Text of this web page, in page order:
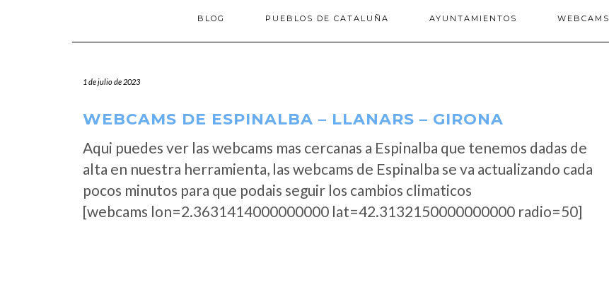
BLOG PUEBLOS DE CATALUÑA AYUNTAMIENTOS WEBCAMS
1 de julio de 2023
WEBCAMS DE ESPINALBA – LLANARS – GIRONA
Aqui puedes ver las webcams mas cercanas a Espinalba que tenemos dadas de
alta en nuestra herramienta, las webcams de Espinalba se va actualizando cada
pocos minutos para que podais seguir los cambios climaticos
[webcams lon=2.3631414000000000 lat=42.3132150000000000 radio=50]